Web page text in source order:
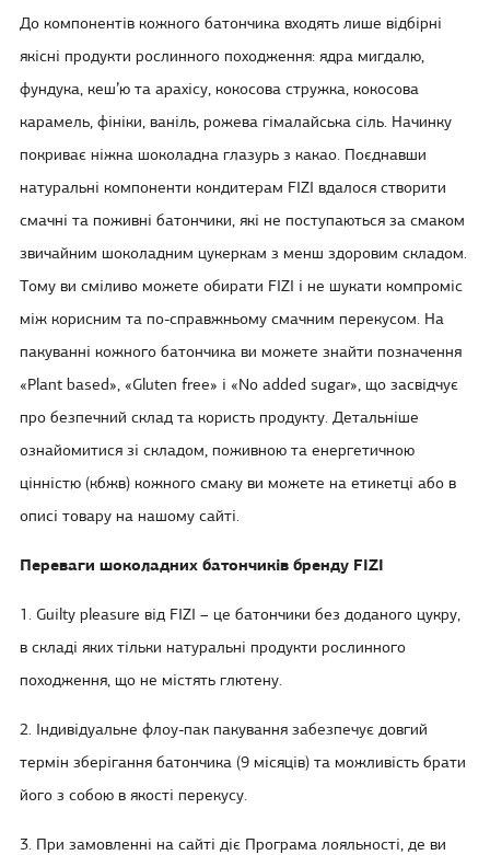
До компонентів кожного батончика входять лише відбірні
якісні продукти рослинного походження: ядра мигдалю,
фундука, кеш’ю та арахісу, кокосова стружка, кокосова
карамель, фініки, ваніль, рожева гімалайська сіль. Начинку
покриває ніжна шоколадна глазурь з какао. Поєднавши
натуральні компоненти кондитерам FIZI вдалося створити
смачні та поживні батончики, які не поступаються за смаком
звичайним шоколадним цукеркам з менш здоровим складом.
Тому ви сміливо можете обирати FIZI і не шукати компроміс
між корисним та по-справжньому смачним перекусом. На
пакуванні кожного батончика ви можете знайти позначення
«Plant based», «Gluten free» і «No added sugar», що засвідчує
про безпечний склад та користь продукту. Детальніше
ознайомитися зі складом, поживною та енергетичною
цінністю (кбжв) кожного смаку ви можете на етикетці або в
описі товару на нашому сайті.
Переваги шоколадних батончиків бренду FIZI
1. Guilty pleasure від FIZI – це батончики без доданого цукру,
в складі яких тільки натуральні продукти рослинного
походження, що не містять глютену.
2. Індивідуальне флоу-пак пакування забезпечує довгий
термін зберігання батончика (9 місяців) та можливість брати
його з собою в якості перекусу.
3. При замовленні на сайті діє Програма лояльності, де ви